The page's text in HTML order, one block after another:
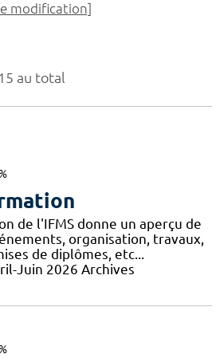
au total
de l'IFMS donne un aperçu de
organisation, travaux,
de diplômes, etc...
Juin 2026 Archives
modification]